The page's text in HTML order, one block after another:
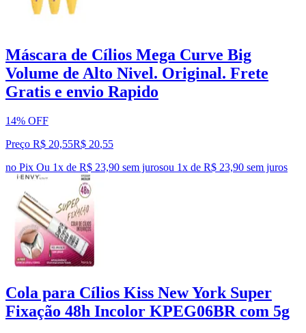
Máscara de Cílios Mega Curve Big
Volume de Alto Nivel. Original. Frete
Gratis e envio Rapido
14% OFF
Preço R$ 20,55R$ 20,55
no Pix Ou 1x de R$ 23,90 sem jurosou 1x de R$ 23,90 sem juros
Cola para Cílios Kiss New York Super
Fixação 48h Incolor KPEG06BR com 5g